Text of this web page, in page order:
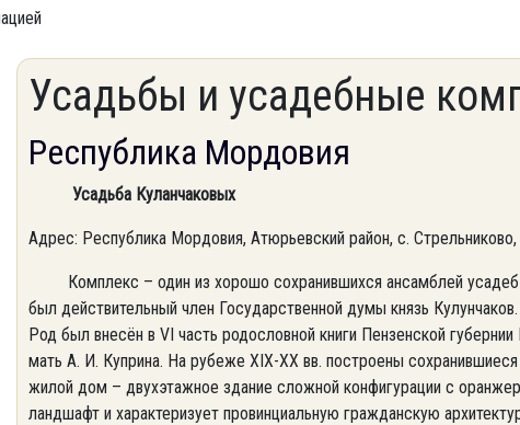
Усадьбы и усадебные
Республика Мордовия
Усадьба Куланчаковых
Адрес: Республика Мордовия, Атюрьевский район, с.
Комплекс – один из хорошо сохранившихся ансамблей усадеб
был действительный член Государственной думы князь
Род был внесён в VI часть родословной книги Пензенской
мать А. И. Куприна. На рубеже XIX-XX вв. построены
жилой дом – двухэтажное здание сложной конфигурации с
ландшафт и характеризует провинциальную гражданскую